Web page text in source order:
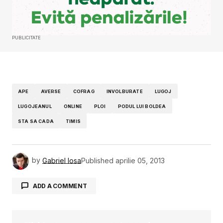
PUBLICITATE
APE AVERSE COFRAG INVOLBURATE LUGOJ
LUGOJEANUL ONLINE PLOI PODUL LUI BOLDEA
STA SA CADA TIMIS
by Gabriel IosaPublished aprilie 05, 2013
ADD A COMMENT